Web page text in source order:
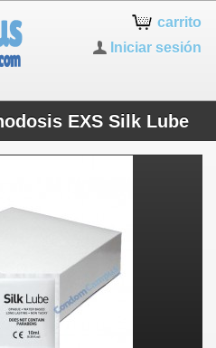
carrito
Iniciar sesión
EXS Silk Lube